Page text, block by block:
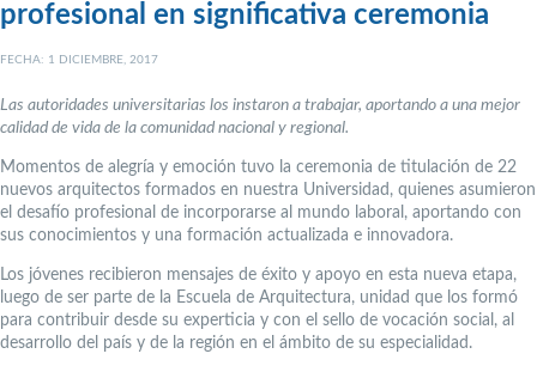
profesional en significativa ceremonia
FECHA: 1 DICIEMBRE, 2017
Las autoridades universitarias los instaron a trabajar, aportando a una mejor
calidad de vida de la comunidad nacional y regional.
Momentos de alegría y emoción tuvo la ceremonia de titulación de 22
nuevos arquitectos formados en nuestra Universidad, quienes asumieron
el desafío profesional de incorporarse al mundo laboral, aportando con
sus conocimientos y una formación actualizada e innovadora.
Los jóvenes recibieron mensajes de éxito y apoyo en esta nueva etapa,
luego de ser parte de la Escuela de Arquitectura, unidad que los formó
para contribuir desde su experticia y con el sello de vocación social, al
desarrollo del país y de la región en el ámbito de su especialidad.